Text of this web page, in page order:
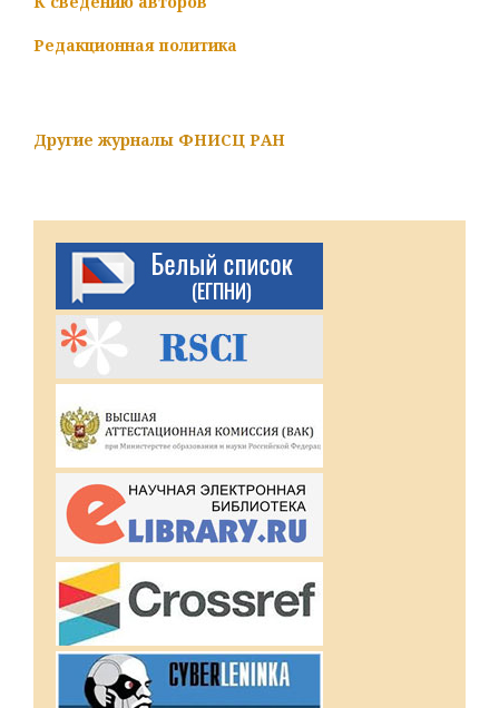
Редакционная политика
Другие журналы ФНИСЦ РАН